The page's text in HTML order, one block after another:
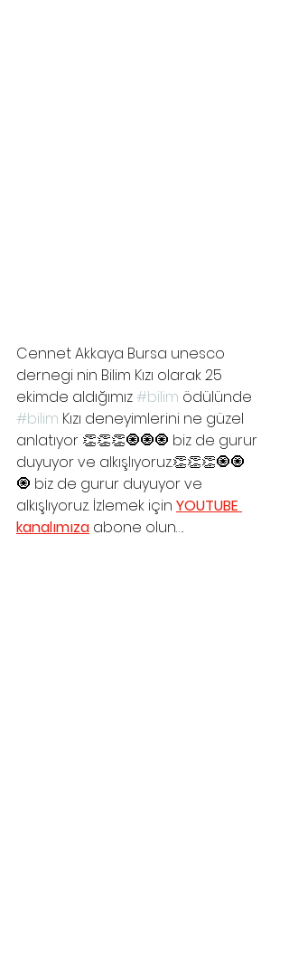
Cennet Akkaya Bursa unesco
dernegi nin Bilim Kızı olarak 25
ekimde aldığımız #bilim ödülünde
#bilim Kızı deneyimlerini ne güzel
anlatıyor 👏👏👏🧿🧿🧿 biz de gurur
duyuyor ve alkışlıyoruz.👏👏👏🧿🧿
🧿 biz de gurur duyuyor ve
alkışlıyoruz. İzlemek için YOUTUBE
kanalımıza abone olun….